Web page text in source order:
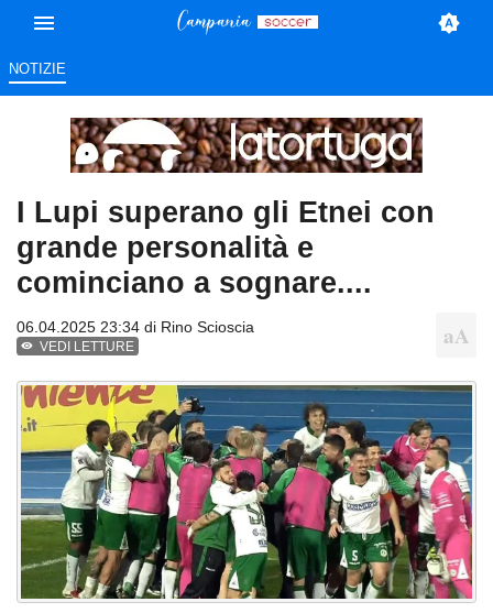
NOTIZIE
I Lupi superano gli Etnei con
grande personalità e
cominciano a sognare....
06.04.2025 23:34 di Rino Scioscia
VEDI LETTURE